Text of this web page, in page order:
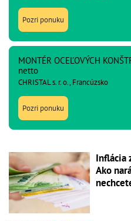
Pozri ponuku
MONTÉR OCEĽOVÝCH
netto
CHRISTAL s. r. o., Francúzsko
Pozri ponuku
Inflácia
Ako